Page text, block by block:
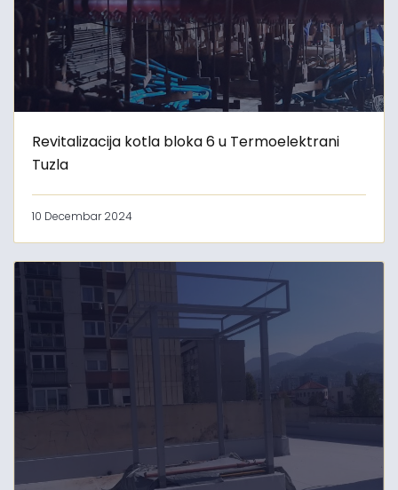
Revitalizacija kotla bloka 6 u Termoelektrani
Tuzla
10 Decembar 2024